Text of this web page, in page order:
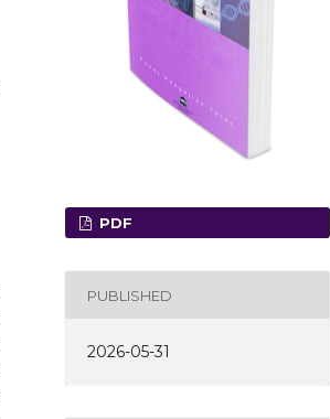
PDF
PUBLISHED
2026-05-31